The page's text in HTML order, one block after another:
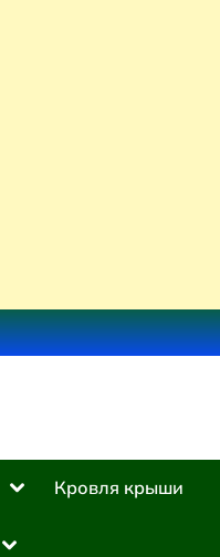
ToggleКровля крыши
Toggle